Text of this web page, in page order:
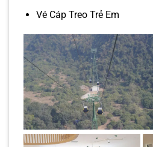
Vé Cáp Treo Trẻ Em